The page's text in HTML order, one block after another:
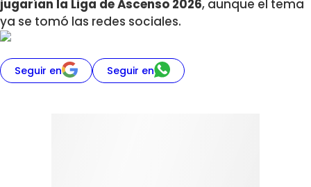
jugarían la Liga de Ascenso 2026, aunque el tema
ya se tomó las redes sociales.
Seguir en Seguir en